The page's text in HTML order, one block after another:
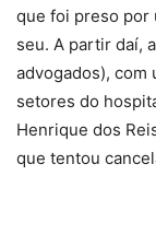
que foi preso por
seu. A partir daí,
advogados), com
setores do
Henrique dos
que tentou